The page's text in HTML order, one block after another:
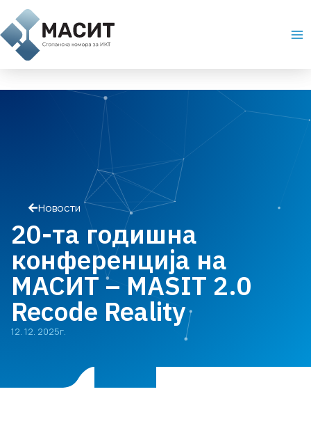
content
Новости
20-та годишна
конференција на
МАСИТ – MASIT 2.0
Recode Reality
12. 12. 2025г.